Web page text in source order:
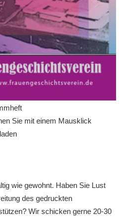
Sie mit einem Mausklick
wie gewohnt. Haben Sie Lust
des gedruckten
Wir schicken gerne 20-30